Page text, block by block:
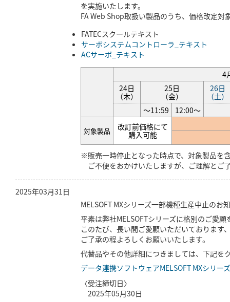
を実施いたします。
FA Web Shop取扱い製品のうち、価格改定
FATECスクールテキスト
サーボシステムコントローラ_テキスト
ACサーボ_テキスト
4
24日
（木）
25日
（金）
26日
（土）
～11:59
12:00～
対象製品
改訂前価格にて
購入可能
※販売一時停止となった時点で、対象製品を
ご不便をおかけいたしますが、ご理解とご
2025年03月31日
MELSOFT MXシリーズ一部機種生産中止のお
平素は弊社MELSOFTシリーズに格別のご愛
このたび、長い間ご愛顧いただいております
ご了承の程よろしくお願いいたします。
代替品やその他詳細につきましては、下記を
データ連携ソフトウェアMELSOFT MXシリー
〈受注締切日〉
2025年05月30日